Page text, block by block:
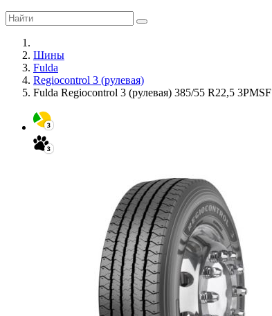
Шины
Fulda
Regiocontrol 3 (рулевая)
Fulda Regiocontrol 3 (рулевая) 385/55 R22,5 3PMSF